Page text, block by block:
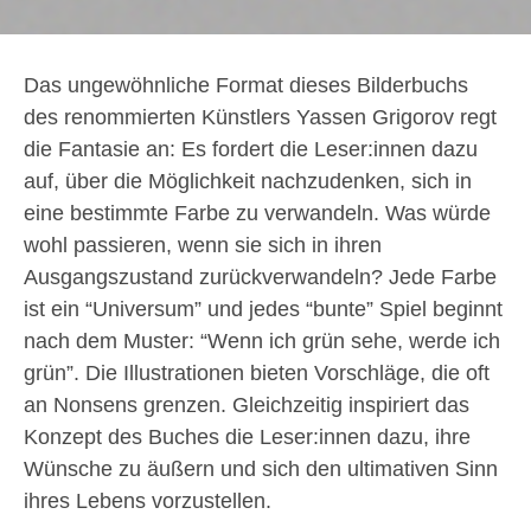
Das ungewöhnliche Format dieses Bilderbuchs
des renommierten Künstlers Yassen Grigorov regt
die Fantasie an: Es fordert die Leser:innen dazu
auf, über die Möglichkeit nachzudenken, sich in
eine bestimmte Farbe zu verwandeln. Was würde
wohl passieren, wenn sie sich in ihren
Ausgangszustand zurückverwandeln? Jede Farbe
ist ein “Universum” und jedes “bunte” Spiel beginnt
nach dem Muster: “Wenn ich grün sehe, werde ich
grün”. Die Illustrationen bieten Vorschläge, die oft
an Nonsens grenzen. Gleichzeitig inspiriert das
Konzept des Buches die Leser:innen dazu, ihre
Wünsche zu äußern und sich den ultimativen Sinn
ihres Lebens vorzustellen.